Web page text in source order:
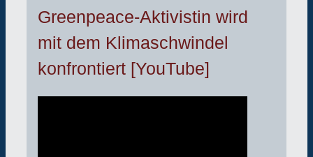
Greenpeace-Aktivistin wird
mit dem Klimaschwindel
konfrontiert [YouTube]